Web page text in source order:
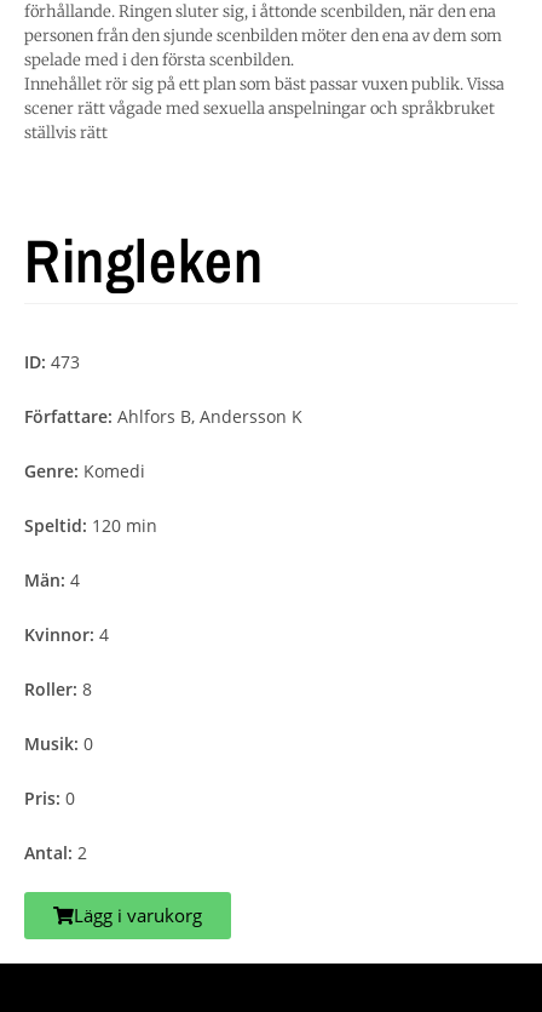
förhållande. Ringen sluter sig, i åttonde scenbilden, när den ena
personen från den sjunde scenbilden möter den ena av dem som
spelade med i den första scenbilden.
Innehållet rör sig på ett plan som bäst passar vuxen publik. Vissa
scener rätt vågade med sexuella anspelningar och språkbruket
ställvis rätt
Ringleken
ID: 473
Författare: Ahlfors B, Andersson K
Genre: Komedi
Speltid: 120 min
Män: 4
Kvinnor: 4
Roller: 8
Musik: 0
Pris: 0
Antal: 2
Lägg i varukorg